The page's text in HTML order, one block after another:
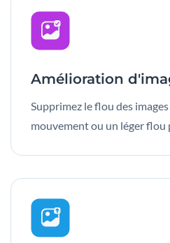
Amélioration
Supprimez le flou des
mouvement ou un léger flou